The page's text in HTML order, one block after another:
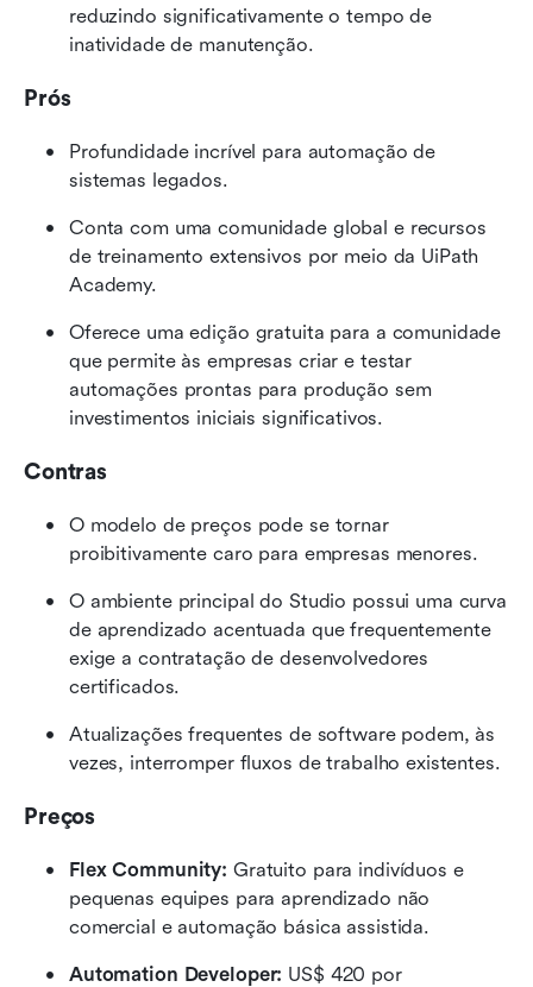
reduzindo significativamente o tempo de
inatividade de manutenção.
Prós
Profundidade incrível para automação de
sistemas legados.
Conta com uma comunidade global e recursos
de treinamento extensivos por meio da UiPath
Academy.
Oferece uma edição gratuita para a comunidade
que permite às empresas criar e testar
automações prontas para produção sem
investimentos iniciais significativos.
Contras
O modelo de preços pode se tornar
proibitivamente caro para empresas menores.
O ambiente principal do Studio possui uma curva
de aprendizado acentuada que frequentemente
exige a contratação de desenvolvedores
certificados.
Atualizações frequentes de software podem, às
vezes, interromper fluxos de trabalho existentes.
Preços
Flex Community: Gratuito para indivíduos e
pequenas equipes para aprendizado não
comercial e automação básica assistida.
Automation Developer: US$ 420 por